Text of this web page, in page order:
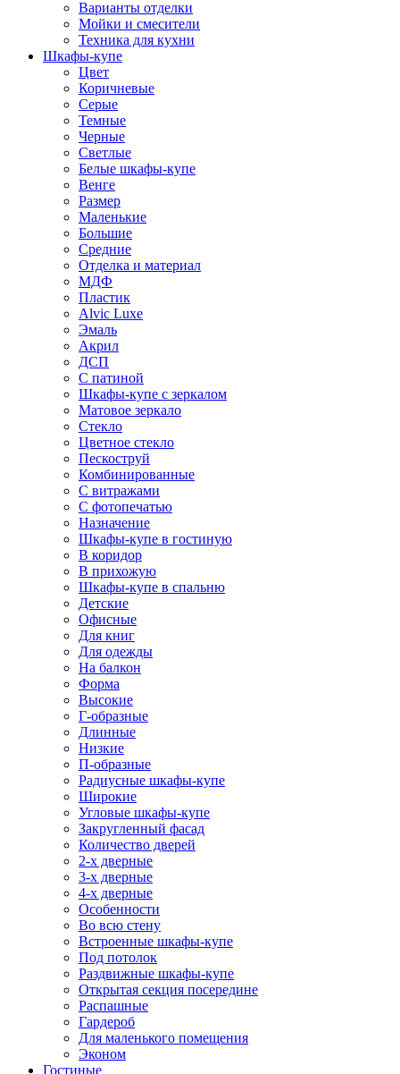
Варианты отделки
Мойки и смесители
Техника для кухни
Шкафы-купе
Цвет
Коричневые
Серые
Темные
Черные
Светлые
Белые шкафы-купе
Венге
Размер
Маленькие
Большие
Средние
Отделка и материал
МДФ
Пластик
Alvic Luxe
Эмаль
Акрил
ДСП
С патиной
Шкафы-купе с зеркалом
Матовое зеркало
Стекло
Цветное стекло
Пескоструй
Комбинированные
С витражами
С фотопечатью
Назначение
Шкафы-купе в гостиную
В коридор
В прихожую
Шкафы-купе в спальню
Детские
Офисные
Для книг
Для одежды
На балкон
Форма
Высокие
Г-образные
Длинные
Низкие
П-образные
Радиусные шкафы-купе
Широкие
Угловые шкафы-купе
Закругленный фасад
Количество дверей
2-х дверные
3-х дверные
4-х дверные
Особенности
Во всю стену
Встроенные шкафы-купе
Под потолок
Раздвижные шкафы-купе
Открытая секция посередине
Распашные
Гардероб
Для маленького помещения
Эконом
Гостиные